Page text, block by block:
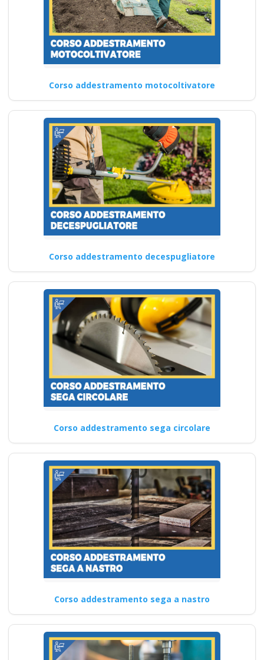
Corso addestramento motocoltivatore
Corso addestramento decespugliatore
Corso addestramento sega circolare
Corso addestramento sega a nastro